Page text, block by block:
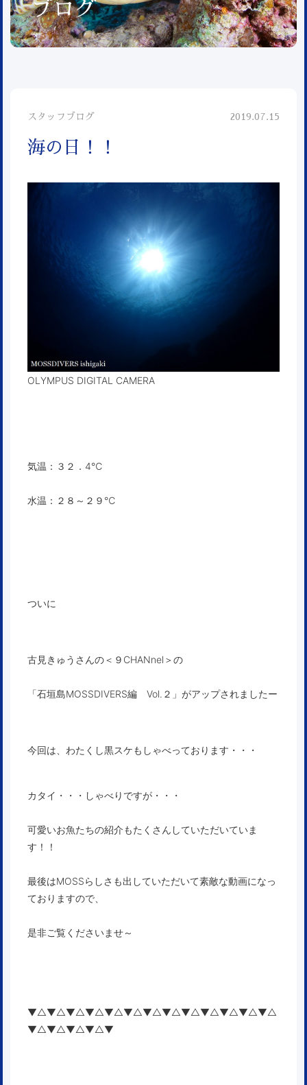
ブログ
スタッフブログ 2019.07.15
海の日！！
OLYMPUS DIGITAL CAMERA
気温：３２．4℃
水温：２８～２９℃
ついに
古見きゅうさんの＜９CHANnel＞の
「石垣島MOSSDIVERS編 Vol.２」 がアップされましたー
今回は、わたくし黒スケもしゃべっております・・・
カタイ・・・しゃべりですが・・・
可愛いお魚たちの紹介もたくさんしていただいていま
す！！
最後はMOSSらしさも出していただいて素敵な動画になっ
ておりますので、
是非ご覧くださいませ～
▼△▼△▼△▼△▼△▼△▼△▼△▼△▼△▼△▼△▼△
▼△▼△▼△▼△▼